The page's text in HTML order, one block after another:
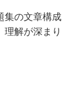
集の文章構成
解が深まり